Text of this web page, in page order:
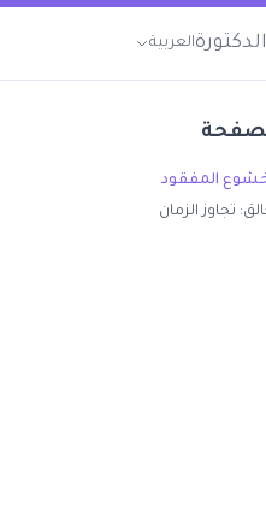
العربية
المفقود
تجاوز الزمان